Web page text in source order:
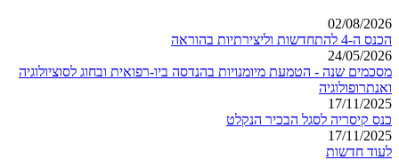
02/08/2026
הכנס ה-4 להתחדשות וליצירתיות בהוראה
24/05/2026
מסכמים שנה - הטמעת מיומנויות בהנדסה ביו-רפואית ובחוג לסוציולוגיה
ואנתרופולוגיה
17/11/2025
כנס קיסריה לסגל הבכיר הנקלט
17/11/2025
לעוד חדשות